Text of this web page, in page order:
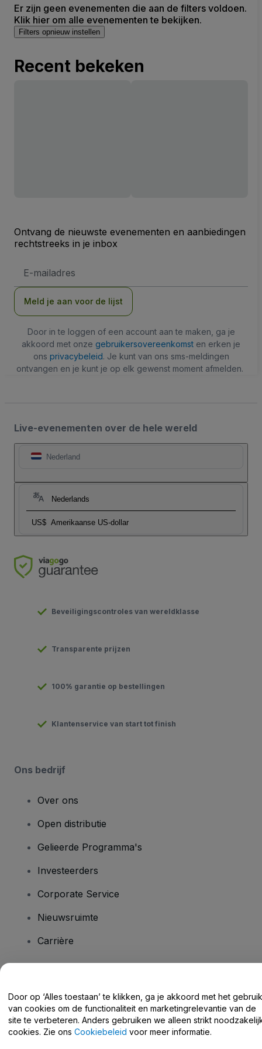
Er zijn geen evenementen die aan de filters voldoen.
Klik hier om alle evenementen te bekijken.
Filters opnieuw instellen
Recent bekeken
Ontvang de nieuwste evenementen en aanbiedingen
rechtstreeks in je inbox
mailadres
Meld je aan voor de lijst
Door in te loggen of een account aan te maken, ga je
akkoord met onze gebruikersovereenkomst en erken je
ons privacybeleid. Je kunt van ons sms-meldingen
ontvangen en je kunt je op elk gewenst moment afmelden.
Live-evenementen over de hele wereld
Nederland
Nederlands
US$ Amerikaanse US-dollar
Beveiligingscontroles van wereldklasse
Transparente prijzen
100% garantie op bestellingen
Klantenservice van start tot finish
Ons bedrijf
Over ons
Open distributie
Gelieerde Programma's
Investeerders
Corporate Service
Nieuwsruimte
Carrière
Helpcentrum / Neem Contact Met Ons Op
Door op ‘Alles toestaan’ te klikken, ga je akkoord met het gebruik
van cookies om de functionaliteit en marketingrelevantie van de
site te verbeteren. Anders gebruiken we alleen strikt
cookies. Zie ons Cookiebeleid voor meer informatie.